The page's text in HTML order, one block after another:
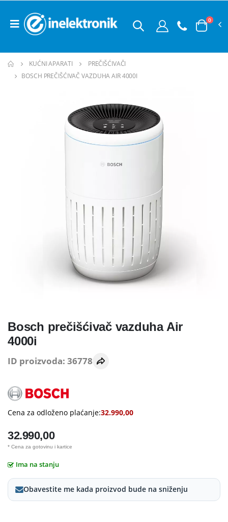
0
KUĆNI APARATI
PREČIŠĆIVAČI
BOSCH PREČIŠĆIVAČ VAZDUHA AIR 4000I
Bosch prečišćivač vazduha Air
4000i
ID proizvoda: 36778
Cena za odloženo plaćanje:32.990,00
32.990,00
* Cena za gotovinu i kartice
Ima na stanju
Obavestite me kada proizvod bude na sniženju